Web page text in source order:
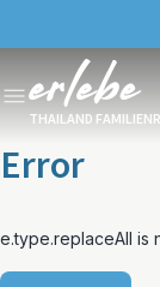
THAILAND
Error
e.type.replaceAll is